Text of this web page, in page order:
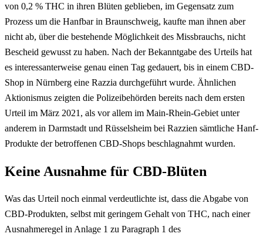
von 0,2 % THC in ihren Blüten geblieben, im Gegensatz zum
Prozess um die Hanfbar in Braunschweig, kaufte man ihnen aber
nicht ab, über die bestehende Möglichkeit des Missbrauchs, nicht
Bescheid gewusst zu haben. Nach der Bekanntgabe des Urteils hat
es interessanterweise genau einen Tag gedauert, bis in einem CBD-
Shop in Nürnberg eine Razzia durchgeführt wurde. Ähnlichen
Aktionismus zeigten die Polizeibehörden bereits nach dem ersten
Urteil im März 2021, als vor allem im Main-Rhein-Gebiet unter
anderem in Darmstadt und Rüsselsheim bei Razzien sämtliche Hanf-
Produkte der betroffenen CBD-Shops beschlagnahmt wurden.
Keine Ausnahme für CBD-Blüten
Was das Urteil noch einmal verdeutlichte ist, dass die Abgabe von
CBD-Produkten, selbst mit geringem Gehalt von THC, nach einer
Ausnahmeregel in Anlage 1 zu Paragraph 1 des